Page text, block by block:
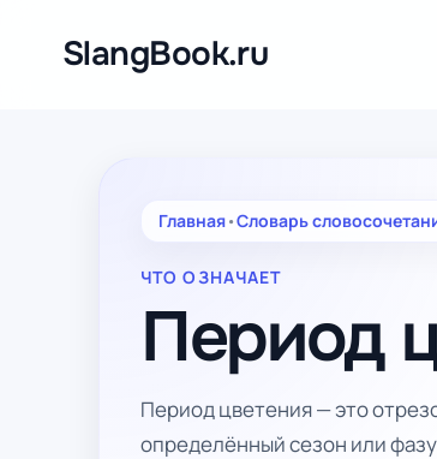
содержимомуSlangBook.ru
Главная•Словарь
ЧТО ОЗНАЧАЕТ
Период
Период цветения — это
определённый сезон или